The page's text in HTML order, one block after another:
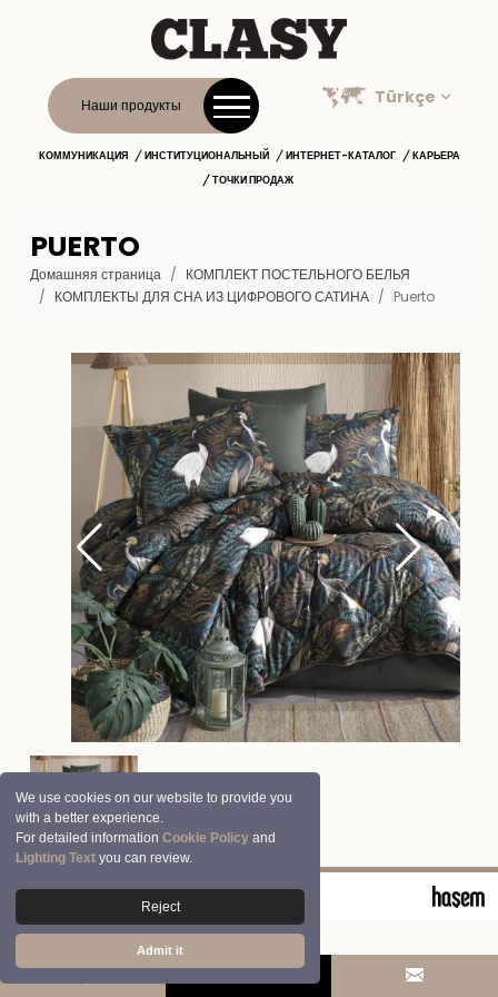
We use cookies on our website to provide you
with a better experience.
For detailed informationCookie Policy and
Lighting Text you can review.
Reject
Admit it
Наши продукты Türkçe
КОММУНИКАЦИЯ ИНСТИТУЦИОНАЛЬНЫЙ ИНТЕРНЕТ-КАТАЛОГ
КАРЬЕРА
ТОЧКИ ПРОДАЖ
PUERTO
Домашняя страница
КОМПЛЕКТ ПОСТЕЛЬНОГО БЕЛЬЯ
КОМПЛЕКТЫ ДЛЯ СНА ИЗ ЦИФРОВОГО САТИНА
Puerto
© 2026 Clasy | Aran Tekstil San. ve Tic. A.Ş.